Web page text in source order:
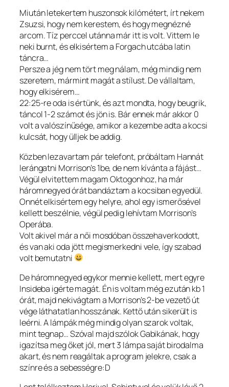
Miután letekertem huszonsok kilómétert, írt nekem
Zsuzsi, hogy nem kerestem, és hogy megnézné
arcom. Tíz perccel utánna már itt is volt. Vittem le
neki burnt, és elkisértem a Forgach utcába latin
táncra…
Persze a jég nem tört meg nálam, még mindig nem
szeretem, mármint magát a stílust. De vállaltam,
hogy elkisérem…
22:25-re oda is értünk, és azt mondta, hogy beugrik,
táncol 1-2 számot és jön is. Bár ennek már akkor 0
volt a valószínűsége, amikor a kezembe adta a kocsi
kulcsát, hogy ülljek be addig.
Közben lezavartam pár telefont, próbáltam Hannát
lerángatni Morrison’s 1be, de nem kívánta a fájást…
Végül elvitettem magam Oktogonhoz, ha már
háromnegyed órát bandáztam a kocsiban egyedül.
Onnét elkisértem egy helyre, ahol egy ismerősével
kellett beszélnie, végül pedig lehívtam Morrison’s
Operába.
Volt akivel már a női mosdóban összehaverkodott,
és van aki oda jött megismerkedni vele, így szabad
volt bemutatni
De háromnegyed egykor mennie kellett, mert egyre
Insideba igérte magát. Én is voltam még ezután kb 1
órát, majd nekivágtam a Morrison’s 2-be vezető út
vége láthatatlan hosszának. Kettő után sikerült is
leérni. A lámpák még mindig olyan szarok voltak,
mint tegnap… Szóval majd szólok Gabikának, hogy
igazítsa meg őket jól, mert 3 lámpa saját birodalma
akart, és nem reagáltak a program jelekre, csak a
színre és a sebességre:D